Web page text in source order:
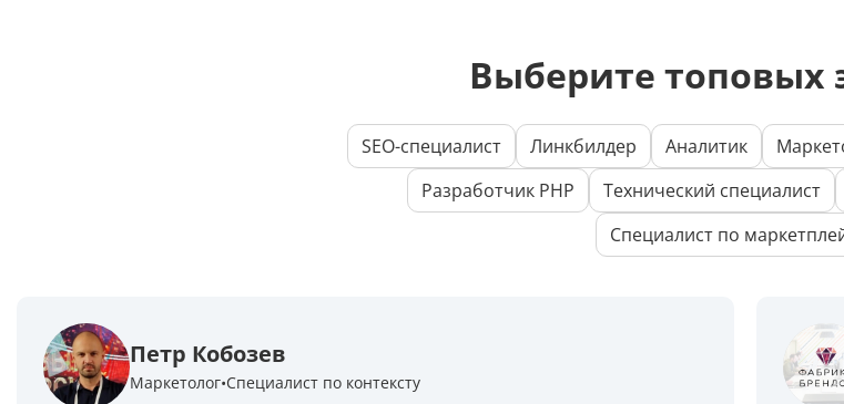
Выберите топовых
SEO-специалист Линкбилдер Аналитик
Разработчик PHP
Технический специалист
Специалист по
Петр Кобозев
Маркетолог Специалист по контексту